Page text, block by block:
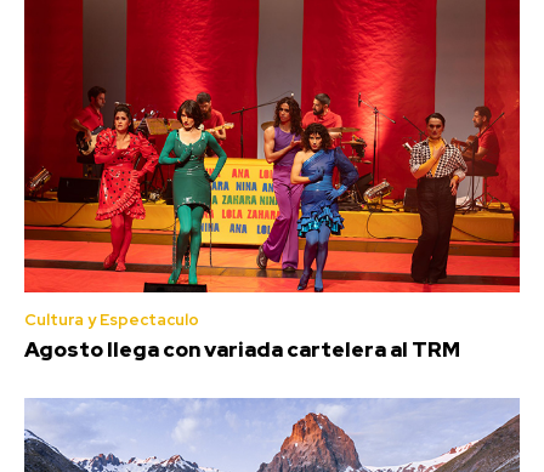
Cultura y Espectaculo
Agosto llega con variada cartelera al TRM